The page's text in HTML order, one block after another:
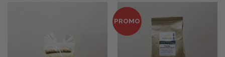
PROMO